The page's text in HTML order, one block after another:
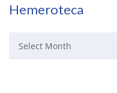
Hemeroteca